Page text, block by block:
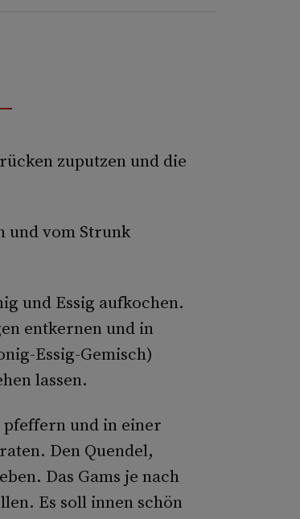
zuputzen und die
und vom Strunk
und Essig aufkochen.
entkernen und in
Essig-Gemisch)
lassen.
pfeffern und in einer
Den Quendel,
Das Gams je nach
Es soll innen schön